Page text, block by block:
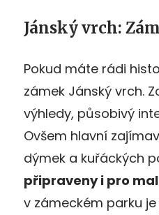
Jánský vrch:
Pokud máte rádi
zámek Jánský vrch.
výhledy, působivý
Ovšem hlavní
dýmek a kuřáckých
připraveny i pro mal
v zámeckém parku